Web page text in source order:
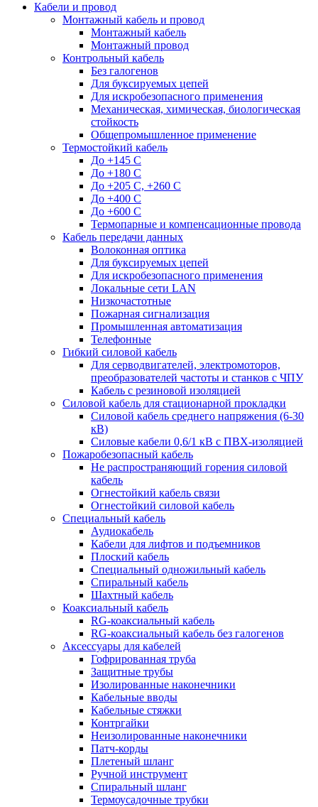
Кабели и провод
Монтажный кабель и провод
Монтажный кабель
Монтажный провод
Контрольный кабель
Без галогенов
Для буксируемых цепей
Для искробезопасного применения
Механическая, химическая, биологическая
стойкость
Общепромышленное применение
Термостойкий кабель
До +145 С
До +180 C
До +205 С, +260 С
До +400 C
До +600 С
Термопарные и компенсационные провода
Кабель передачи данных
Волоконная оптика
Для буксируемых цепей
Для искробезопасного применения
Локальные сети LAN
Низкочастотные
Пожарная сигнализация
Промышленная автоматизация
Телефонные
Гибкий силовой кабель
Для серводвигателей, электромоторов,
преобразователей частоты и станков с ЧПУ
Кабель с резиновой изоляцией
Силовой кабель для стационарной прокладки
Силовой кабель среднего напряжения (6-30
кВ)
Силовые кабели 0,6/1 кВ с ПВХ-изоляцией
Пожаробезопасный кабель
Не распространяющий горения силовой
кабель
Огнестойкий кабель связи
Огнестойкий силовой кабель
Специальный кабель
Аудиокабель
Кабели для лифтов и подъемников
Плоский кабель
Специальный одножильный кабель
Спиральный кабель
Шахтный кабель
Коаксиальный кабель
RG-коаксиальный кабель
RG-коаксиальный кабель без галогенов
Аксессуары для кабелей
Гофрированная труба
Защитные трубы
Изолированные наконечники
Кабельные вводы
Кабельные стяжки
Контргайки
Неизолированные наконечники
Патч-корды
Плетеный шланг
Ручной инструмент
Спиральный шланг
Термоусадочные трубки